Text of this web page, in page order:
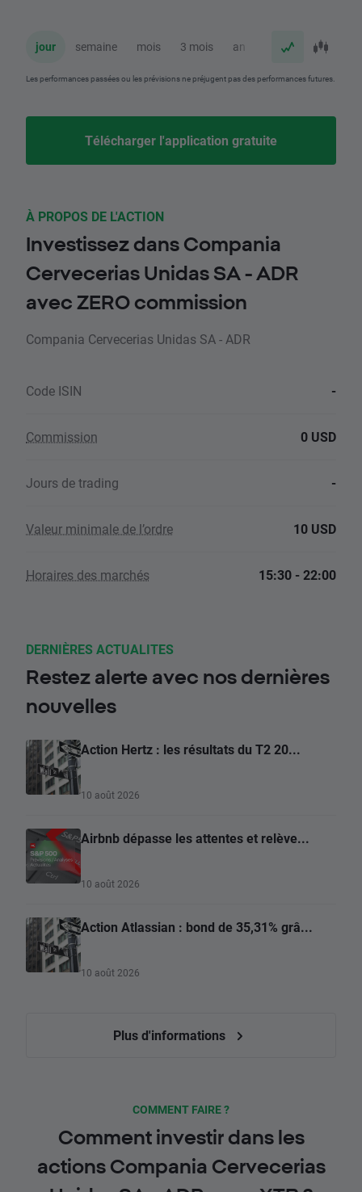
jour semaine mois 3 mois an
Les performances passées ou les prévisions ne préjugent pas des performances futures.
Télécharger l'application gratuite
À PROPOS DE L'ACTION
Investissez dans Compania
Cervecerias Unidas SA - ADR
avec ZERO commission
Compania Cervecerias Unidas SA - ADR
Code ISIN -
Commission 0 USD
Jours de trading -
Valeur minimale de l’ordre 10 USD
Horaires des marchés 15:30 - 22:00
DERNIÈRES ACTUALITES
Restez alerte avec nos dernières
nouvelles
Action Hertz : les résultats du T2 20...
10 août 2026
Airbnb dépasse les attentes et relève...
10 août 2026
Action Atlassian : bond de 35,31% grâ...
10 août 2026
Plus d'informations
COMMENT FAIRE ?
Comment investir dans les
actions Compania Cervecerias